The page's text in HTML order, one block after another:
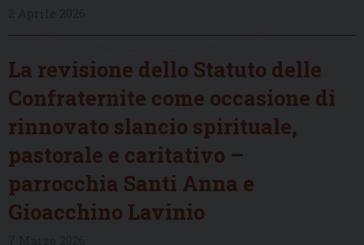
La revisione dello Statuto delle
Confraternite come occasione di
rinnovato slancio spirituale,
pastorale e caritativo –
parrocchia Santi Anna e
Gioacchino Lavinio